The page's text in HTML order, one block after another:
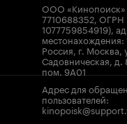
ООО
7710688352, ОГРН
1077759854919),
местонахождения:
Россия, г. Москва,
Садовническая, д.
пом. 9А01
Адрес для
пользователей: